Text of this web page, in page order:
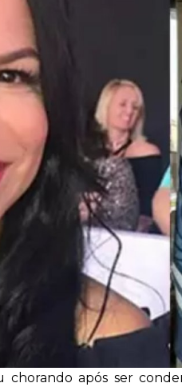
chorando após ser